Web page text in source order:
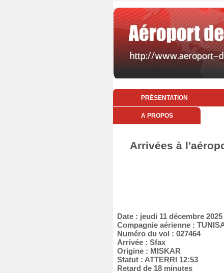
PRÉSENTATION
A PROPOS
Arrivées à
Date : jeudi 11 décembre 2025
Compagnie aérienne :
Numéro du vol : 027464
Arrivée : Sfax
Origine : MISKAR
Statut : ATTERRI 12:53
Retard de 18 minutes